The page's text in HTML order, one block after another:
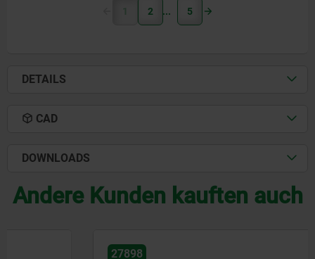
1 2 5
DETAILS
CAD
DOWNLOADS
Andere Kunden kauften auch